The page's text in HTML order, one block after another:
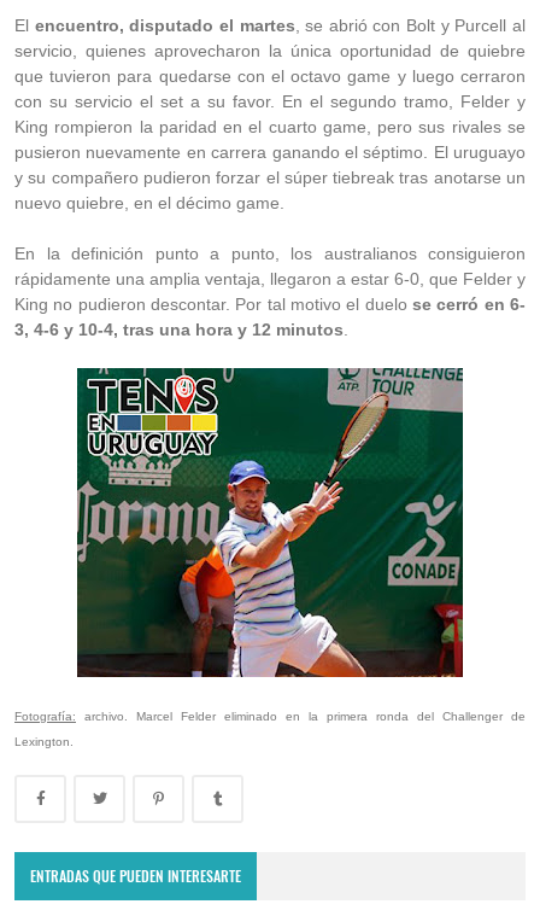
El encuentro, disputado el martes , se abrió con Bolt y Purcell al
servicio, quienes aprovecharon la única oportunidad de quiebre
que tuvieron para quedarse con el octavo game y luego cerraron
con su servicio el set a su favor. En el segundo tramo, Felder y
King rompieron la paridad en el cuarto game, pero sus rivales se
pusieron nuevamente en carrera ganando el séptimo. El uruguayo
y su compañero pudieron forzar el súper tiebreak tras anotarse un
nuevo quiebre, en el décimo game.
En la definición punto a punto, los australianos consiguieron
rápidamente una amplia ventaja, llegaron a estar 6-0, que Felder y
King no pudieron descontar. Por tal motivo el duelo se cerró en 6-
3, 4-6 y 10-4, tras una hora y 12 minutos
Fotografía: archivo. Marcel Felder eliminado en la primera ronda del Challenger de
Lexington.
ENTRADAS QUE PUEDEN INTERESARTE
Lima Challenger: Ignacio Carou y Franco Roncadelli participarán en
el torneo ATP de Perú
June 23, 2025